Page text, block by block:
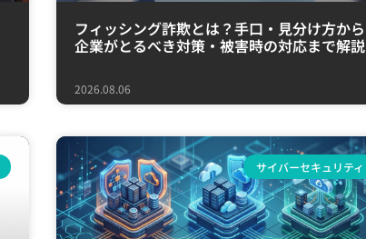
フィッシング詐欺とは？手口・見分け方から
企業がとるべき対策・被害時の対応まで解説
2026.08.06
サイバーセキュリティ